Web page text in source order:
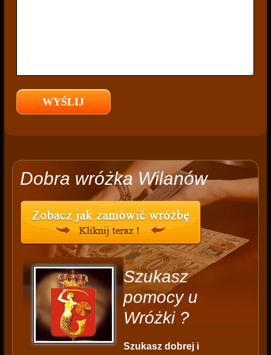
Dobra wróżka Wilanów
Szukasz
pomocy u
Wróżki ?
Szukasz dobrej i